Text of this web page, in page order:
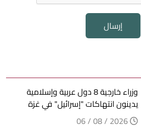
إرسال
وزراء خارجية 8 دول عربية وإسلامية
يدينون انتهاكات "إسرائيل" في غزة